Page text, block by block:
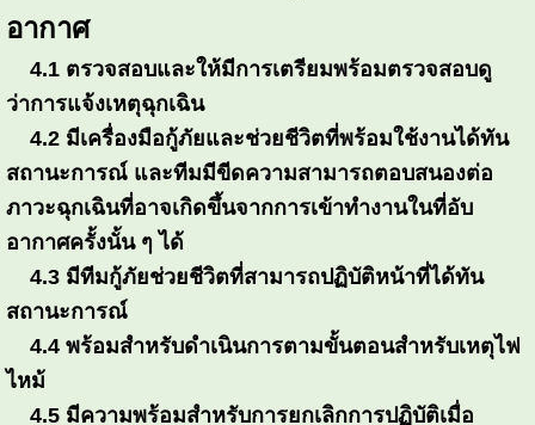
อากาศ
4.1 ตรวจสอบและให้มีการเตรียมพร้อมตรวจสอบดู
ว่าการแจ้งเหตุฉุกเฉิน
4.2 มีเครื่องมือกู้ภัยและช่วยชีวิตที่พร้อมใช้งานได้ทัน
สถานะการณ์ และทีมมีขีดความสามารถตอบสนองต่อ
ภาวะฉุกเฉินที่อาจเกิดขึ้นจากการเข้าทำงานในที่อับ
อากาศครั้งนั้น ๆ ได้
4.3 มีทีมกู้ภัยช่วยชีวิตที่สามารถปฏิบัติหน้าที่ได้ทัน
สถานะการณ์
4.4 พร้อมสำหรับดำเนินการตามขั้นตอนสำหรับเหตุไฟ
ไหม้
4.5 มีความพร้อมสำหรับการยกเลิกการปฏิบัติเมื่อ